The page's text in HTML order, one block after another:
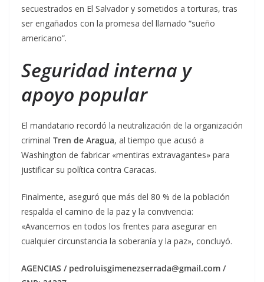
secuestrados en El Salvador y sometidos a torturas, tras
ser engañados con la promesa del llamado “sueño
americano”.
Seguridad interna y
apoyo popular
El mandatario recordó la neutralización de la organización
criminal Tren de Aragua, al tiempo que acusó a
Washington de fabricar «mentiras extravagantes» para
justificar su política contra Caracas.
Finalmente, aseguró que más del 80 % de la población
respalda el camino de la paz y la convivencia:
«Avancemos en todos los frentes para asegurar en
cualquier circunstancia la soberanía y la paz», concluyó.
AGENCIAS / pedroluisgimenezserrada@gmail.com /